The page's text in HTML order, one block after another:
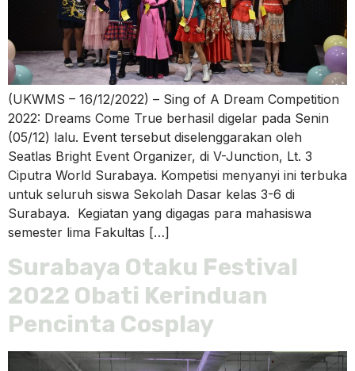
(UKWMS – 16/12/2022) – Sing of A Dream Competition
2022: Dreams Come True berhasil digelar pada Senin
(05/12) lalu. Event tersebut diselenggarakan oleh
Seatlas Bright Event Organizer, di V-Junction, Lt. 3
Ciputra World Surabaya. Kompetisi menyanyi ini terbuka
untuk seluruh siswa Sekolah Dasar kelas 3-6 di
Surabaya. Kegiatan yang digagas para mahasiswa
semester lima Fakultas […]
Surabaya Otaku Festival
2022 Obati Kerinduan
Pencinta Cosplay